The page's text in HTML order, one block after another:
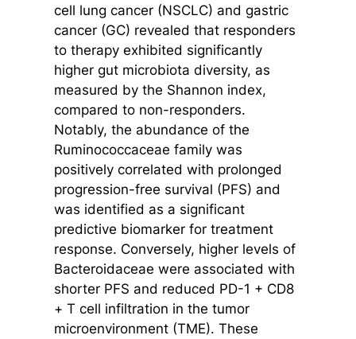
cell lung cancer (NSCLC) and gastric
cancer (GC) revealed that responders
to therapy exhibited significantly
higher gut microbiota diversity, as
measured by the Shannon index,
compared to non-responders.
Notably, the abundance of the
Ruminococcaceae family was
positively correlated with prolonged
progression-free survival (PFS) and
was identified as a significant
predictive biomarker for treatment
response. Conversely, higher levels of
Bacteroidaceae were associated with
shorter PFS and reduced PD-1 + CD8
+ T cell infiltration in the tumor
microenvironment (TME). These